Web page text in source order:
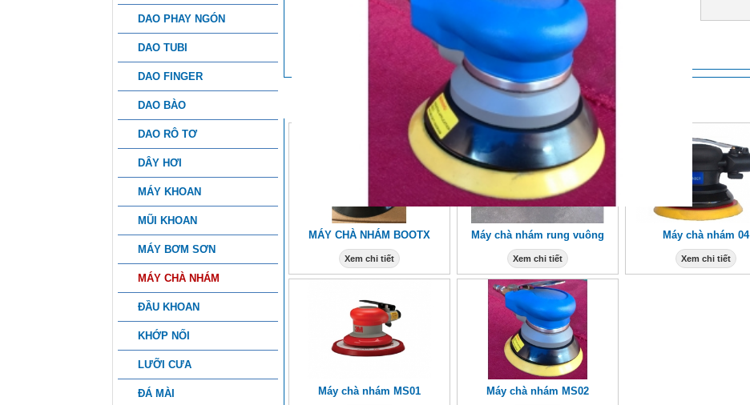
DAO PHAY NGÓN
DAO TUBI
DAO FINGER
DAO BÀO
DAO RÔ TƠ
DÂY HƠI
MÁY KHOAN
MŨI KHOAN
MÁY BƠM SƠN
MÁY CHÀ NHÁM
ĐẦU KHOAN
KHỚP NỐI
LƯỠI CƯA
ĐÁ MÀI
THÔNG TIN CHI TIẾT
MÁY CHÀ NHÁM BOOTX
Xem chi tiết
Máy chà nhám rung vuông
Xem chi tiết
Máy chà nhám 04
Xem chi tiết
Máy chà nhám MS01 Máy chà nhám MS02